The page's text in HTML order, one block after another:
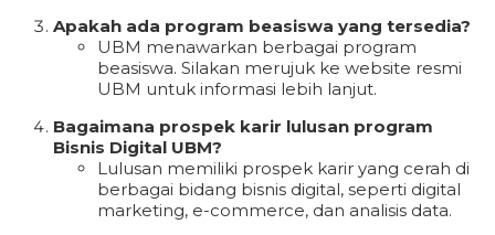
Apakah ada program beasiswa yang tersedia?
UBM menawarkan berbagai program
beasiswa. Silakan merujuk ke website resmi
UBM untuk informasi lebih lanjut.
Bagaimana prospek karir lulusan program
Bisnis Digital UBM?
Lulusan memiliki prospek karir yang cerah di
berbagai bidang bisnis digital, seperti digital
marketing, e-commerce, dan analisis data.